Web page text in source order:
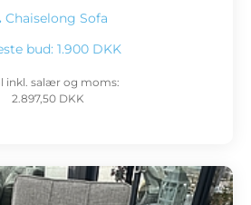
Chaiselong Sofa
bud: 1.900 DKK
inkl. salær og moms:
2.897,50 DKK